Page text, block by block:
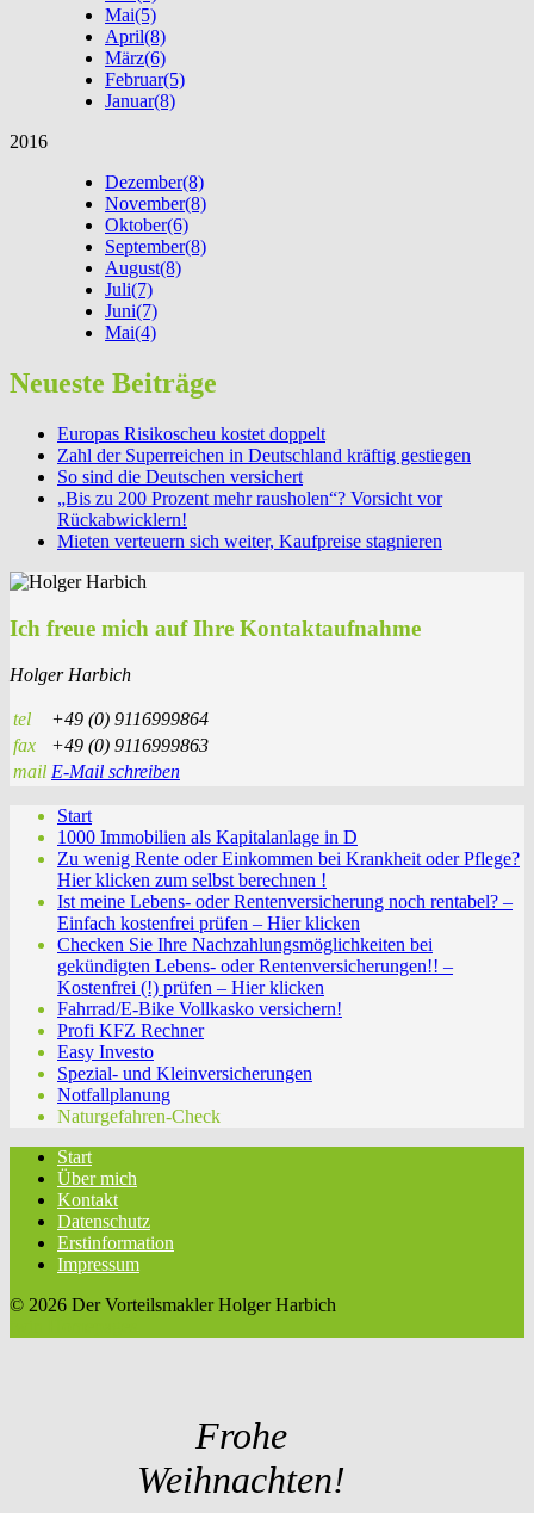
Mai(5)
April(8)
März(6)
Februar(5)
Januar(8)
2016
Dezember(8)
November(8)
Oktober(6)
September(8)
August(8)
Juli(7)
Juni(7)
Mai(4)
Neueste Beiträge
Europas Risikoscheu kostet doppelt
Zahl der Superreichen in Deutschland kräftig gestiegen
So sind die Deutschen versichert
„Bis zu 200 Prozent mehr rausholen“? Vorsicht vor
Rückabwicklern!
Mieten verteuern sich weiter, Kaufpreise stagnieren
Ich freue mich auf Ihre Kontaktaufnahme
Holger Harbich
tel
+49 (0) 9116999864
fax
+49 (0) 9116999863
mail E-Mail schreiben
Start
1000 Immobilien als Kapitalanlage in D
Zu wenig Rente oder Einkommen bei Krankheit oder Pflege?
Hier klicken zum selbst berechnen !
Ist meine Lebens- oder Rentenversicherung noch rentabel? –
Einfach kostenfrei prüfen – Hier klicken
Checken Sie Ihre Nachzahlungsmöglichkeiten bei
gekündigten Lebens- oder Rentenversicherungen!! –
Kostenfrei (!) prüfen – Hier klicken
Fahrrad/E-Bike Vollkasko versichern!
Profi KFZ Rechner
Easy Investo
Spezial- und Kleinversicherungen
Notfallplanung
Naturgefahren-Check
Start
Über mich
Kontakt
Datenschutz
Erstinformation
Impressum
© 2026 Der Vorteilsmakler Holger Harbich
Frohe
Weihnachten!